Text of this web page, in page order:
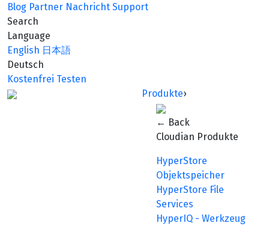
Blog Partner Nachricht Support
Search
Language
English 日本語
Deutsch
Kostenfrei Testen
Produkte›
← Back
Cloudian Produkte
HyperStore
Objektspeicher
HyperStore File
Services
HyperIQ - Werkzeug